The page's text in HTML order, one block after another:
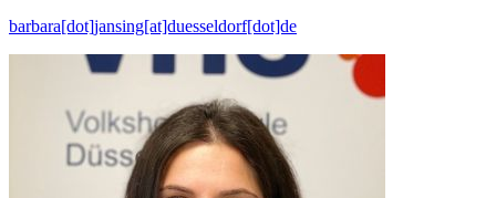
barbara[dot]jansing[at]duesseldorf[dot]de